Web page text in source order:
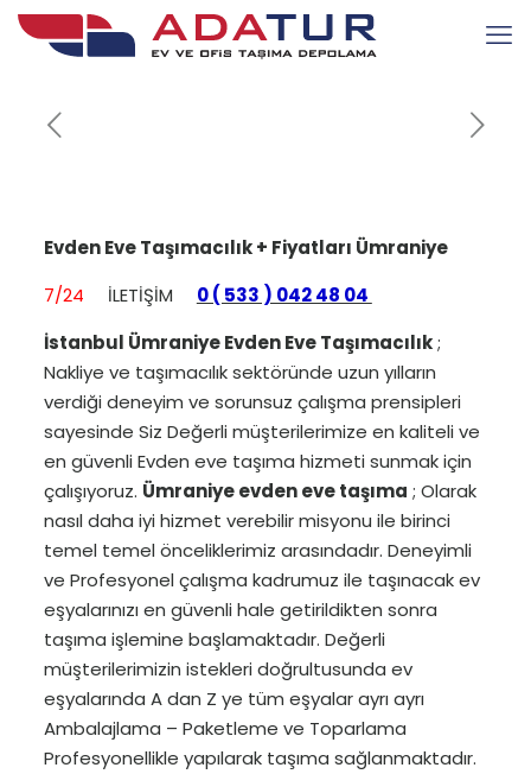
Evden Eve Taşımacılık + Fiyatları Ümraniye
7/24
İLETİŞİM 0 ( 533 ) 042 48 04
İstanbul Ümraniye Evden Eve Taşımacılık;
Nakliye ve taşımacılık sektöründe uzun yılların
verdiği deneyim ve sorunsuz çalışma prensipleri
sayesinde Siz Değerli müşterilerimize en kaliteli ve
en güvenli Evden eve taşıma hizmeti sunmak için
çalışıyoruz. Ümraniye evden eve taşıma ; Olarak
nasıl daha iyi hizmet verebilir misyonu ile birinci
temel temel önceliklerimiz arasındadır. Deneyimli
ve Profesyonel çalışma kadrumuz ile taşınacak ev
eşyalarınızı en güvenli hale getirildikten sonra
taşıma işlemine başlamaktadır. Değerli
müşterilerimizin istekleri doğrultusunda ev
eşyalarında A dan Z ye tüm eşyalar ayrı ayrı
Ambalajlama – Paketleme ve Toparlama
Profesyonellikle yapılarak taşıma sağlanmaktadır.